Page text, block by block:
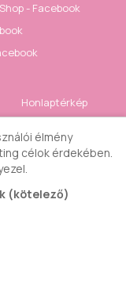
- Facebook
Honlaptérkép
élmény
célok érdekében.
(kötelező)